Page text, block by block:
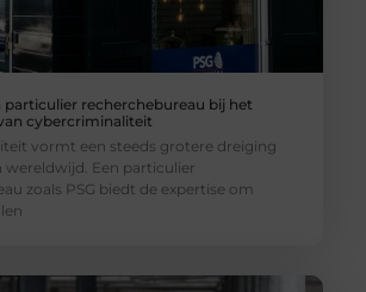
particulier recherchebureau bij het
cybercriminaliteit
vormt een steeds grotere dreiging
wereldwijd. Een particulier
zoals PSG biedt de expertise om